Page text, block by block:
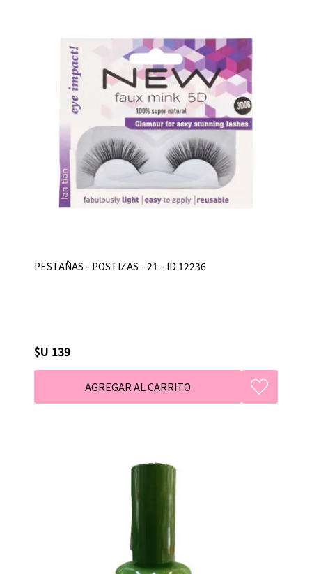
PESTAÑAS - POSTIZAS - 21 - ID 12236
$U 139